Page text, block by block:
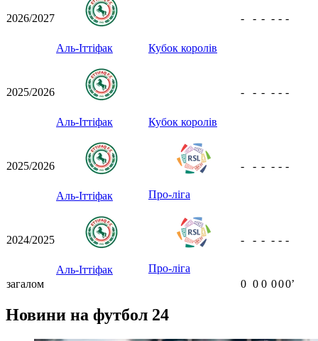
2026/2027
Аль-Іттіфак Кубок королів
- - - - - -
2025/2026
Аль-Іттіфак Кубок королів
- - - - - -
2025/2026
Аль-Іттіфак Про-ліга
- - - - - -
2024/2025
Аль-Іттіфак Про-ліга
- - - - - -
загалом 0 0 0 000ʼ
Новини на футбол 24